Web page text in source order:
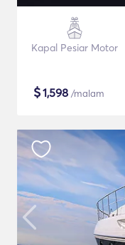
Kapal Pesiar Motor
$1,598 /malam